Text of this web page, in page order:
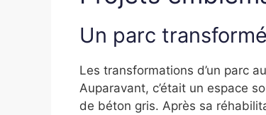
Un parc transformé
Les transformations d’un parc
Auparavant, c’était un espace
de béton gris. Après sa